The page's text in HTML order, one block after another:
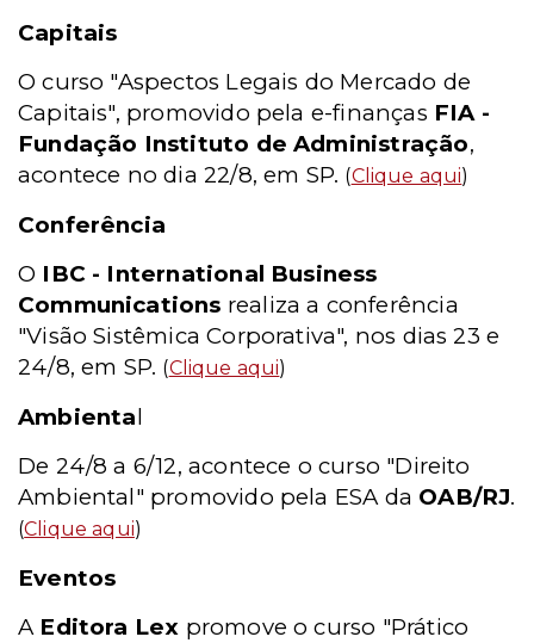
Capitais
O curso "Aspectos Legais do Mercado de
Capitais", promovido pela e-finanças FIA -
Fundação Instituto de Administração,
acontece no dia 22/8, em SP. (Clique aqui)
Conferência
O IBC - International Business
Communications realiza a conferência
"Visão Sistêmica Corporativa", nos dias 23 e
24/8, em SP. (Clique aqui)
Ambiental
De 24/8 a 6/12, acontece o curso "Direito
Ambiental" promovido pela ESA da OAB/RJ.
(Clique aqui)
Eventos
A Editora Lex promove o curso "Prático